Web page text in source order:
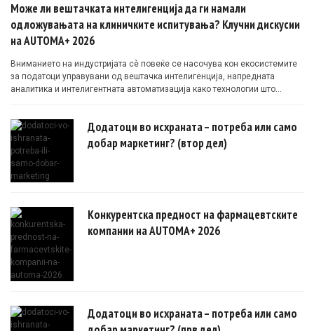
Може ли вештачката интелигенција да ги намали
одложувањата на клиничките испитувања? Клучни дискусии
на AUTOMA+ 2026
Вниманието на индустријата сè повеќе се насочува кон екосистемите
за податоци управувани од вештачка интелигенција, напредната
аналитика и интелигентната автоматизација како технологии што
Додатоци во исхраната – потреба или само
добар маркетинг? (втор дел)
Конкурентска предност на фармацевтските
компании на AUTOMA+ 2026
Додатоци во исхраната – потреба или само